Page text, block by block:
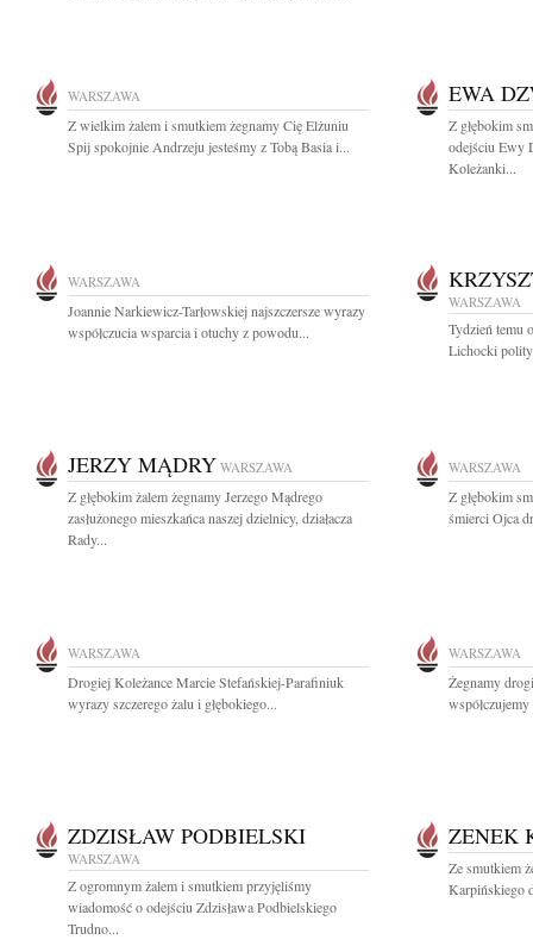
WARSZAWA
Z wielkim żalem i smutkiem żegnamy Cię Elżuniu
Spij spokojnie Andrzeju jesteśmy z Tobą Basia i...
EWA
Z głębokim
odejściu Ewy
Koleżanki...
WARSZAWA
Joannie Narkiewicz-Tarłowskiej najszczersze wyrazy
współczucia wsparcia i otuchy z powodu...
WARSZAWA
Tydzień temu
Lichocki
JERZY MĄDRY WARSZAWA
Z głębokim żalem żegnamy Jerzego Mądrego
zasłużonego mieszkańca naszej dzielnicy, działacza
Rady...
WARSZAWA
Z głębokim
śmierci Ojca
WARSZAWA
Drogiej Koleżance Marcie Stefańskiej-Parafiniuk
wyrazy szczerego żalu i głębokiego...
WARSZAWA
Żegnamy
ZDZISŁAW PODBIELSKI
WARSZAWA
Z ogromnym żalem i smutkiem przyjęliśmy
wiadomość o odejściu Zdzisława Podbielskiego
Trudno...
ZENEK
Ze smutkiem
Karpińskiego